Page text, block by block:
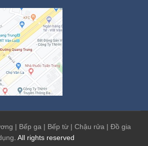
| Bếp ga | Bếp từ | Chậu rửa | Đồ gia
. All rights reserved